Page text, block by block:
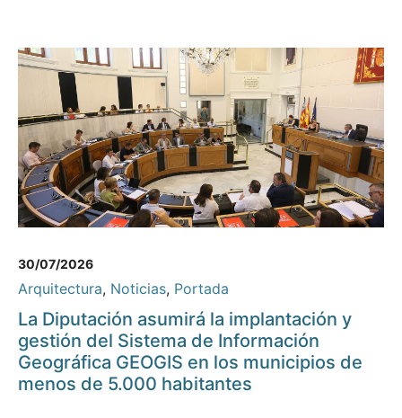
30/07/2026
Arquitectura, Noticias, Portada
La Diputación asumirá la implantación y
gestión del Sistema de Información
Geográfica GEOGIS en los municipios de
menos de 5.000 habitantes